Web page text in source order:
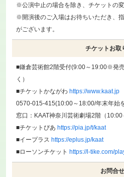
※公演中止の場合を除き、チケットの
※開演後のご入場はお待ちいただき、
がございます。
チケットお取
■鎌倉芸術館2階受付(9:00～19:00※発
く）
■チケットかながわ https://www.kaat.jp
0570-015-415(10:00～18:00/年末年始
窓口：KAAT神奈川芸術劇場2階（10:00
■チケットぴあ https://pia.jp/t/kaat
■イープラス https://eplus.jp/kaat
■ローソンチケット https://l-tike.com/
お問合せ